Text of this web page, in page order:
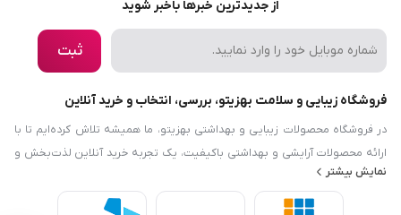
از جدیدترین خبرها باخبر شوید
ثبت
فروشگاه زیبایی و سلامت بهزیتو، بررسی، انتخاب و خرید آنلاین
در فروشگاه محصولات زیبایی و بهداشتی بهزیتو، ما همیشه تلاش کرده‌ایم تا با
ارائه محصولات آرایشی و بهداشتی باکیفیت، یک تجربه خرید آنلاین لذت‌بخش و
رضایت‌بخش را برایتان فراهم کنیم. هدف ما این است که نیازها و دانش مرتبط با
زیبایی، بهداشت و سلامت را در دسترس شما قرار دهیم. فروشگاه محصولات
نمایش بیشتر